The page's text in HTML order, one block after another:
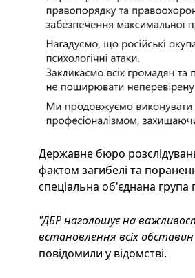
Державне бюро
фактом загибелі та
спеціальна об'єднана група
"ДБР наголошує на
встановлення всіх
повідомили у відомстві.